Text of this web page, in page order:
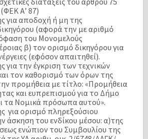
Α’ 87)
για αποδοχή ή μη της
(αφορά την με αριθμό
του Μονομελούς
β) τον ορισμό δικηγόρου για
(εφόσον απαιτηθεί).
την έγκριση των τεχνικών
τον καθορισμό των όρων της
προμήθεια με τίτλο: «Προμήθεια
και ευπρεπισμού για το Δήμο
τα Νομικά πρόσωπα αυτού».
για ορισμό πληρεξούσιου
άσκηση του ενδίκου μέσου: α)της
ενώπιον του Συμβουλίου της